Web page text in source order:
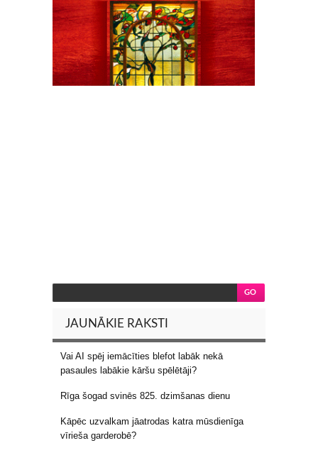
JAUNĀKIE RAKSTI
Vai AI spēj iemācīties blefot labāk nekā
pasaules labākie kāršu spēlētāji?
Rīga šogad svinēs 825. dzimšanas dienu
Kāpēc uzvalkam jāatrodas katra mūsdienīga
vīrieša garderobē?